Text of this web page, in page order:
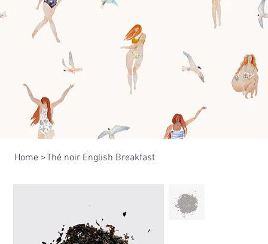
Home >Thé noir English Breakfast